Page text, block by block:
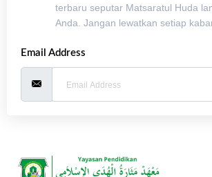
terbaru seputar Matsaratul Huda
Anda. Jangan lewatkan setiap
Email Address